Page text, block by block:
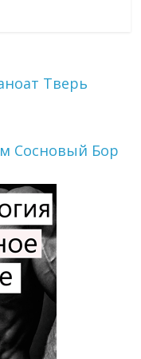
Тверь
Сосновый Бор